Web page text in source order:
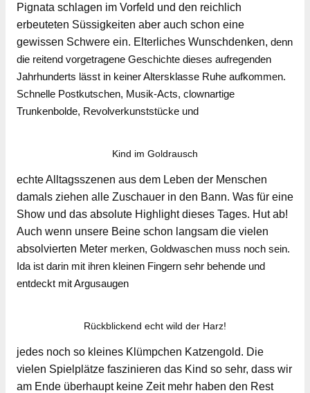
Pignata schlagen im Vorfeld und den reichlich
erbeuteten Süssigkeiten aber auch schon eine
gewissen Schwere ein. Elterliches Wunschdenken, denn
die reitend vorgetragene Geschichte dieses aufregenden
Jahrhunderts lässt in keiner Altersklasse Ruhe aufkommen.
Schnelle Postkutschen, Musik-Acts, clownartige
Trunkenbolde, Revolverkunststücke und
Kind im Goldrausch
echte Alltagsszenen aus dem Leben der Menschen
damals ziehen alle Zuschauer in den Bann. Was für eine
Show und das absolute Highlight dieses Tages. Hut ab!
Auch wenn unsere Beine schon langsam die vielen
absolvierten Meter merken, Goldwaschen muss noch sein.
Ida ist darin mit ihren kleinen Fingern sehr behende und
entdeckt mit Argusaugen
Rückblickend echt wild der Harz!
jedes noch so kleines Klümpchen Katzengold. Die
vielen Spielplätze faszinieren das Kind so sehr, dass wir
am Ende überhaupt keine Zeit mehr haben den Rest